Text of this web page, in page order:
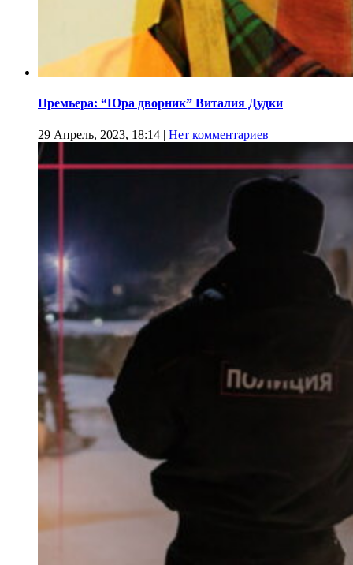
Премьера: “Юра дворник” Виталия Дудки
29 Апрель, 2023, 18:14 | Нет комментариев